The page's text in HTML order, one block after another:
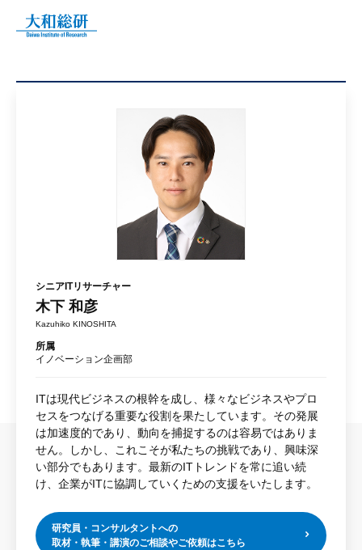
シニアITリサーチャー
木下 和彦
Kazuhiko KINOSHITA
所属
イノベーション企画部
ITは現代ビジネスの根幹を成し、様々なビジネスやプロ
セスをつなげる重要な役割を果たしています。その発展
は加速度的であり、動向を捕捉するのは容易ではありま
せん。しかし、これこそが私たちの挑戦であり、興味深
い部分でもあります。最新のITトレンドを常に追い続
け、企業がITに協調していくための支援をいたします。
研究員・コンサルタントへの
取材・執筆・講演のご相談やご依頼はこちら